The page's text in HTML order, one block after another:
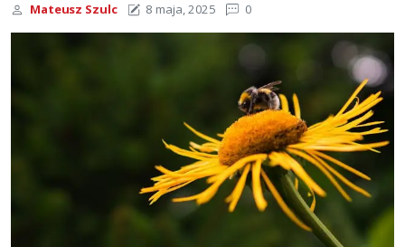
Mateusz Szulc 8 maja, 2025 0